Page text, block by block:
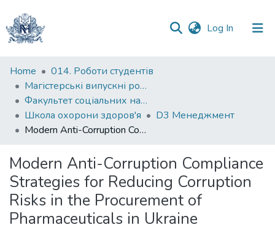
Log In (current)
Communities
&
Collections
All of DSpace
Statistics
Home
014. Роботи студентів
Магістерські випускні роботи
Факультет соціальних наук і соціальних технологій
Школа охорони здоров'я
D3 Менеджмент
Modern Anti-Corruption Compliance Strategies for Reducing Corruption Risks in the Procurement of Pharmaceuticals in Ukraine
Modern Anti-Corruption Compliance
Strategies for Reducing Corruption
Risks in the Procurement of
Pharmaceuticals in Ukraine